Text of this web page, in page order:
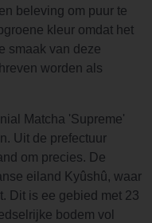
beleving om puur te
kleur omdat het
smaak van deze
worden als
Matcha 'Supreme'
Uit de prefectuur
om precies. De
eiland Kyûshû, waar
Dit is ee gebied met 23
bodem vol